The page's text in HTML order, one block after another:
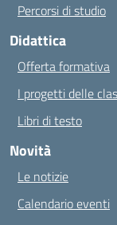
Percorsi di studio
Didattica
Offerta formativa
I progetti delle
Libri di testo
Novità
Le notizie
Calendario eventi